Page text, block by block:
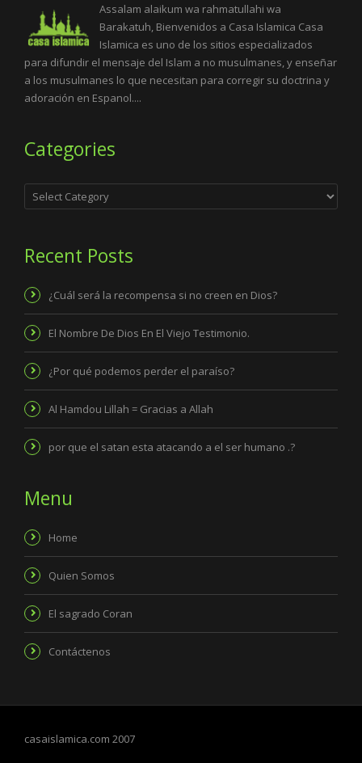
Assalam alaikum wa rahmatullahi wa
Barakatuh, Bienvenidos a Casa Islamica Casa
Islamica es uno de los sitios especializados
para difundir el mensaje del Islam a no musulmanes, y enseñar
a los musulmanes lo que necesitan para corregir su doctrina y
adoración en Espanol....
Categories
Categories
Recent Posts
¿Cuál será la recompensa si no creen en Dios?
El Nombre De Dios En El Viejo Testimonio.
¿Por qué podemos perder el paraíso?
Al Hamdou Lillah = Gracias a Allah
por que el satan esta atacando a el ser humano .?
Menu
Home
Quien Somos
El sagrado Coran
Contáctenos
casaislamica.com 2007